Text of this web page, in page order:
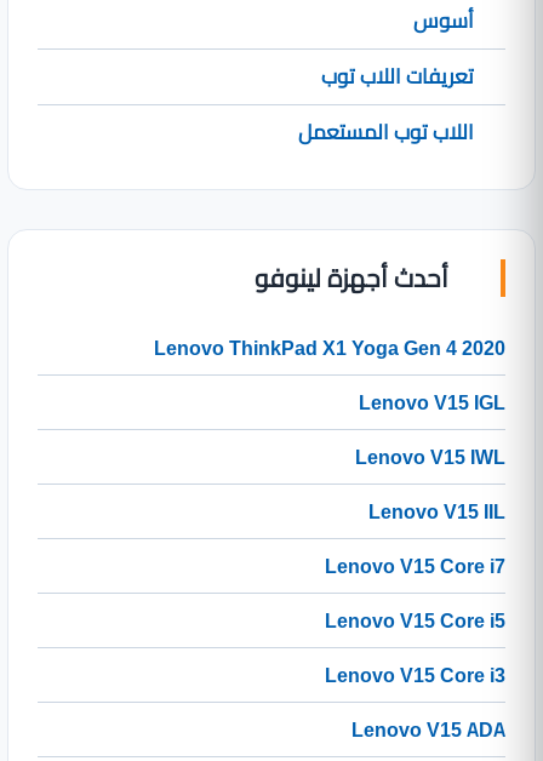
أسوس
تعريفات اللاب توب
اللاب توب المستعمل
أحدث أجهزة لينوفو
Lenovo ThinkPad X1 Yoga Gen 4 2020
Lenovo V15 IGL
Lenovo V15 IWL
Lenovo V15 IIL
Lenovo V15 Core i7
Lenovo V15 Core i5
Lenovo V15 Core i3
Lenovo V15 ADA